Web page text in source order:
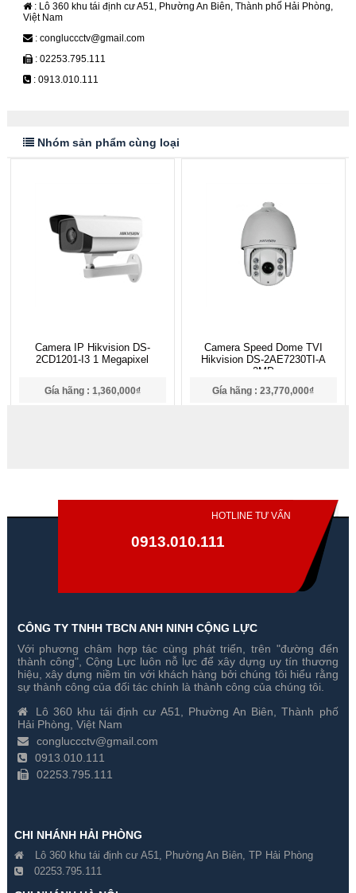
: Lô 360 khu tái định cư A51, Phường An Biên, Thành phố Hải Phòng,
Việt Nam
: congluccctv@gmail.com
: 02253.795.111
: 0913.010.111
Nhóm sản phẩm cùng loại
Camera IP Hikvision DS-
2CD1201-I3 1 Megapixel
Gía hãng : 1,360,000₫
Camera Speed Dome TVI
Hikvision DS-2AE7230TI-A
2MP
Gía hãng : 23,770,000₫
Camera Speed Dome TVI
Hikvision DS-2AE5223TI-A
2MP
Gía hãng : 18,970,000₫
13,279,000₫
Camera Speed Dome TVI
Hikvision DS-2AE4225TI-D
2MP
Gía hãng : 12,820,000₫
8,974,000₫
HOTLINE TƯ VẤN
0913.010.111
CÔNG TY TNHH TBCN ANH NINH CỘNG LỰC
Với phương châm hợp tác cùng phát triển, trên "đường đến
thành công", Cộng Lực luôn nỗ lực để xây dựng uy tín thương
hiệu, xây dựng niềm tin với khách hàng bởi chúng tôi hiểu rằng
sự thành công của đối tác chính là thành công của chúng tôi.
Lô 360 khu tái định cư A51, Phường An Biên, Thành phố
Hải Phòng, Việt Nam
congluccctv@gmail.com
0913.010.111
02253.795.111
CHI NHÁNH HẢI PHÒNG
Lô 360 khu tái định cư A51, Phường An Biên, TP Hải Phòng
02253.795.111